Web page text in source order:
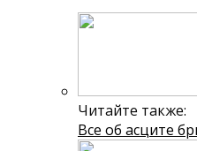
Читайте также:
Все об асците